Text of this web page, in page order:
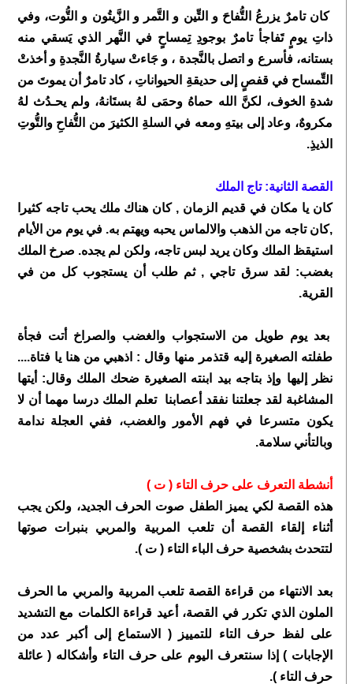
كان تامرٌ يزرعُ التُّفاحَ و التِّين و التَّمر و الزَّيتُون و التُّوت، وفي
ذاتِ يومٍ تَفاجأ تامرٌ بوجودِ تِمساحٍ في النَّهر الذي يَسقي منه
بستانه، فأسرع و اتصل بالنَّجدة ، و جَاءتْ سيارةُ النَّجدةِ و أخذتْ
التِّمساح في قفصٍ إلى حديقةِ الحيواناتِ ، كاد تامرٌ أن يموتَ من
شدةِ الخوف، لكنَّ الله حماهُ وحمَى لهُ بستَانهُ، ولم يحـدُث لهُ
مكروهٌ، وعاد إلى بيتهِ ومعه في السلةِ الكثيرَ من التُّفاحِ والتُّوتِ
الذيذِ.
القصة الثانية:تاج الملك
كان يا مكان في قديم الزمان , كان هناك ملك يحب تاجه كثيرا
,كان تاجه من الذهب والالماس يحبه ويهتم به. في يوم من الأيام
استيقظ الملك وكان يريد لبس تاجه، ولكن لم يجده. صرخ الملك
بغضب: لقد سرق تاجي , ثم طلب أن يستجوب كل من في
القرية.
بعد يوم طويل من الاستجواب والغضب والصراخ أتت فجأة
طفلته الصغيرة إليه قتذمر منها وقال : اذهبي من هنا يا فتاة....
نظر إليها وإذ بتاجه بيد ابنته الصغيرة ضحك الملك وقال: أيتها
المشاغبة لقد جعلتنا نفقد أعصابنا تعلم الملك درسا مهما أن لا
يكون متسرعا في فهم الأمور والغضب، ففي العجلة ندامة
وبالتأني سلامة.
أنشطة التعرف على حرف التاء ( ت )
هذه القصة لكي يميز الطفل صوت الحرف الجديد، ولكن يجب
أثناء إلقاء القصة أن تلعب المربية والمربي بنبرات صوتها
لتتحدث بشخصية حرف الباء التاء ( ت ).
بعد الانتهاء من قراءة القصة تلعب المربية والمربي ما الحرف
الملون الذي تكرر في القصة، أعيد قراءة الكلمات مع التشديد
على لفظ حرف التاء للتمييز ( الاستماع إلى أكبر عدد من
الإجابات ) إذا سنتعرف اليوم على حرف التاء وأشكاله ( عائلة
حرف التاء ).